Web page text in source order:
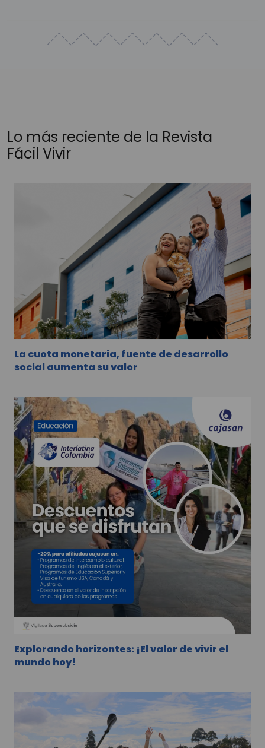
Lo más reciente de la Revista
Fácil Vivir
La cuota monetaria, fuente de desarrollo
social aumenta su valor
Explorando horizontes: ¡El valor de vivir el
mundo hoy!